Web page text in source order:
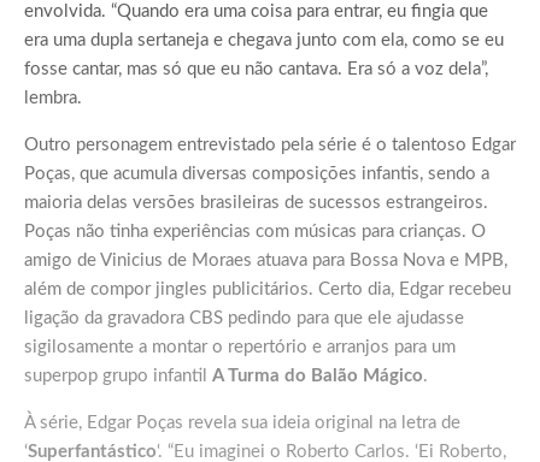
envolvida. “Quando era uma coisa para entrar, eu fingia que
era uma dupla sertaneja e chegava junto com ela, como se eu
fosse cantar, mas só que eu não cantava. Era só a voz dela”,
lembra.
Outro personagem entrevistado pela série é o talentoso Edgar
Poças, que acumula diversas composições infantis, sendo a
maioria delas versões brasileiras de sucessos estrangeiros.
Poças não tinha experiências com músicas para crianças. O
amigo de Vinicius de Moraes atuava para Bossa Nova e MPB,
além de compor jingles publicitários. Certo dia, Edgar recebeu
ligação da gravadora CBS pedindo para que ele ajudasse
sigilosamente a montar o repertório e arranjos para um
superpop grupo infantil A Turma do Balão Mágico.
À série, Edgar Poças revela sua ideia original na letra de
‘Superfantástico‘. “Eu imaginei o Roberto Carlos. ‘Ei Roberto,